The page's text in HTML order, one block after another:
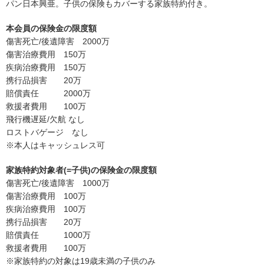
パン日本興亜。子供の保険もカバーする家族特約付き。
本会員の保険金の限度額
傷害死亡/後遺障害 2000万
傷害治療費用 150万
疾病治療費用 150万
携行品損害 20万
賠償責任 2000万
救援者費用 100万
飛行機遅延/欠航 なし
ロストバゲージ なし
※本人はキャッシュレス可
家族特約対象者(=子供)の保険金の限度額
傷害死亡/後遺障害 1000万
傷害治療費用 100万
疾病治療費用 100万
携行品損害 20万
賠償責任 1000万
救援者費用 100万
※家族特約の対象は19歳未満の子供のみ